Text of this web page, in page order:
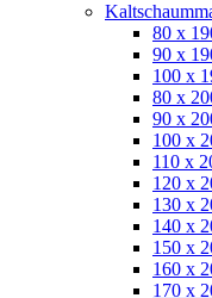
80 x
90 x
100 x
80 x
90 x
100 x
110 x
120 x
130 x
140 x
150 x
160 x
170 x